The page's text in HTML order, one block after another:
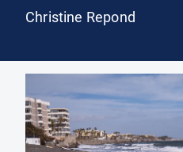
Christine Repond